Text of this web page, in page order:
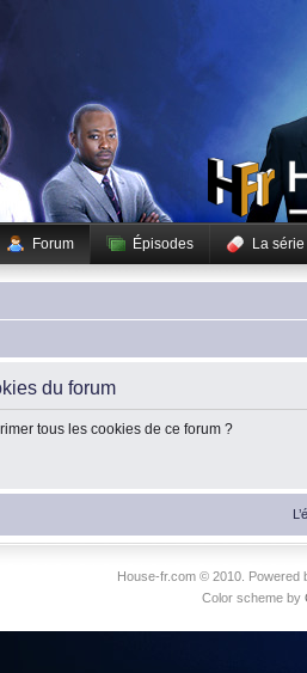
Forum Épisodes La série
du forum
tous les cookies de ce forum ?
House-fr.com © 2010. Powered
Color scheme by